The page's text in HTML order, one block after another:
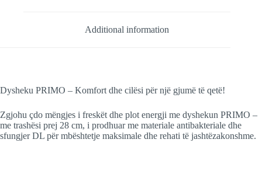
Additional information
Dysheku PRIMO – Komfort dhe cilësi për një gjumë të qetë!
Zgjohu çdo mëngjes i freskët dhe plot energji me dyshekun PRIMO –
me trashësi prej 28 cm, i prodhuar me materiale antibakteriale dhe
sfungjer DL për mbështetje maksimale dhe rehati të jashtëzakonshme.